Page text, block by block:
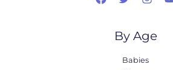
By Age
Babies